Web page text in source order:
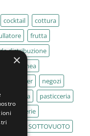
cocktail
cottura
frutta
distribuzione
La Felsinea
mixer
negozi
pasticceria
pizzerie
SOTTOVUOTO
×